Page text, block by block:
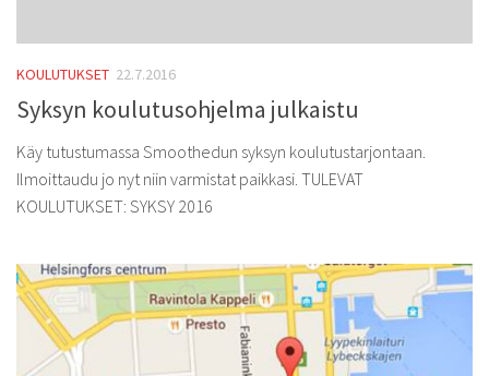
KOULUTUKSET 22.7.2016
Syksyn koulutusohjelma julkaistu
Käy tutustumassa Smoothedun syksyn koulutustarjontaan.
Ilmoittaudu jo nyt niin varmistat paikkasi. TULEVAT
KOULUTUKSET: SYKSY 2016